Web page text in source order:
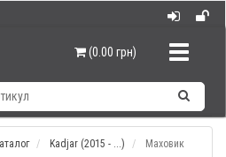
(0.00 грн)
Kadjar (2015 - ...) Маховик